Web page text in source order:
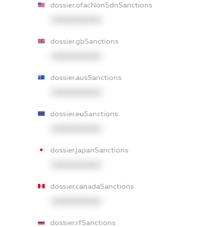
dossier.ofacNonSdnSanctions
dossier.gbSanctions
dossier.ausSanctions
dossier.euSanctions
dossier.japanSanctions
dossier.canadaSanctions
dossier.rfSanctions